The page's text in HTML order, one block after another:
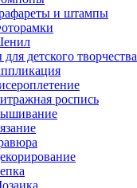
и штампы
детского творчества
роспись